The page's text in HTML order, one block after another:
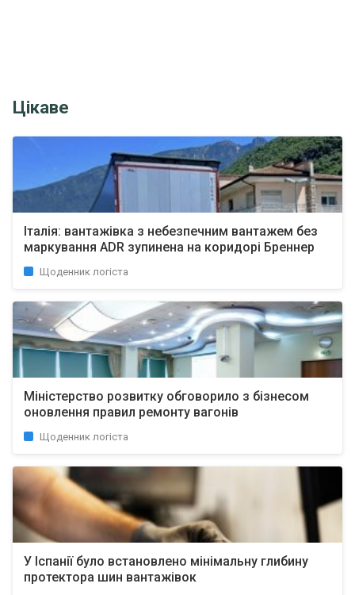
Цікаве
Італія: вантажівка з небезпечним вантажем без
маркування ADR зупинена на коридорі Бреннер
Щоденник логіста
Міністерство розвитку обговорило з бізнесом
оновлення правил ремонту вагонів
Щоденник логіста
У Іспанії було встановлено мінімальну глибину
протектора шин вантажівок